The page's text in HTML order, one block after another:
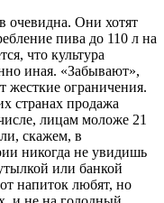
очевидна. Они хотят
пива до 110 л на
что культура
иная. «Забывают»,
жесткие ограничения.
странах продажа
лицам моложе 21
скажем, в
никогда не увидишь
или банкой
напиток любят, но